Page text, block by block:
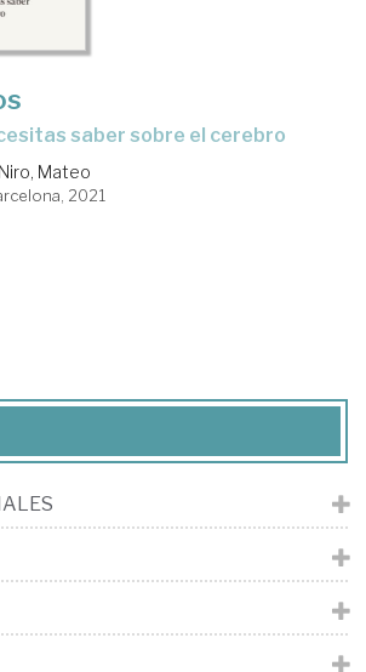
saber sobre el cerebro
Niro, Mateo
2021